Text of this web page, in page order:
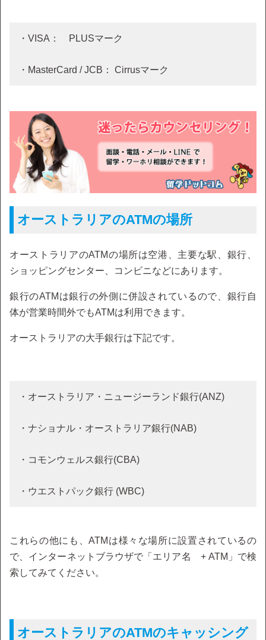
・VISA： PLUSマーク
・MasterCard / JCB： Cirrusマーク
オーストラリアのATMの場所
オーストラリアのATMの場所は空港、主要な駅、銀行、
ショッピングセンター、コンビニなどにあります。
銀行のATMは銀行の外側に併設されているので、銀行自
体が営業時間外でもATMは利用できます。
オーストラリアの大手銀行は下記です。
・オーストラリア・ニュージーランド銀行(ANZ)
・ナショナル・オーストラリア銀行(NAB)
・コモンウェルス銀行(CBA)
・ウエストパック銀行 (WBC)
これらの他にも、ATMは様々な場所に設置されているの
で、インターネットブラウザで「エリア名 + ATM」で検
索してみてください。
オーストラリアのATMのキャッシング